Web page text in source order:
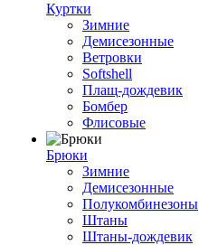
Куртки
Зимние
Демисезонные
Ветровки
Softshell
Плащ-дождевик
Бомбер
Флисовые
Брюки
Зимние
Демисезонные
Полукомбинезоны
Штаны
Штаны-дождевик